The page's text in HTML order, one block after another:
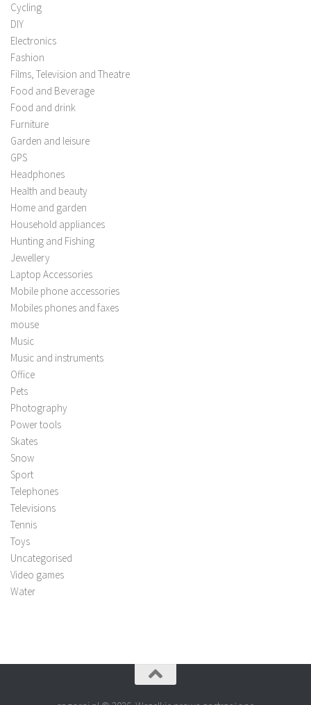
Cycling
DIY
Electronics
Fashion
Films, Television and Theatre
Food and Beverage
Food and drink
Furniture
Garden and leisure
GPS
Headphones
Health and beauty
Home and garden
Household appliances
Hunting and Fishing
Jewellery
Laptop Accessories
Mobile phone accessories
Mobiles phones and faxes
mouse
Music
Music and instruments
Office
Pets
Photography
Power tools
Skates
Snow
Sport
Telephones
Televisions
Tennis
Toys
Uncategorised
Video games
Water